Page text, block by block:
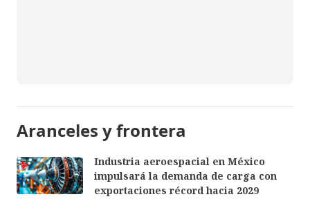
Aranceles y frontera
Industria aeroespacial en México
impulsará la demanda de carga con
exportaciones récord hacia 2029